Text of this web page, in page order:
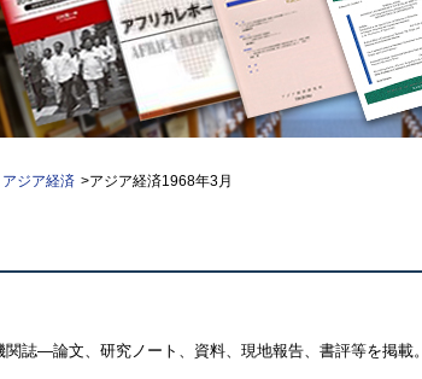
アジア経済 >アジア経済1968年3月
誌—論文、研究ノート、資料、現地報告、書評等を掲載。